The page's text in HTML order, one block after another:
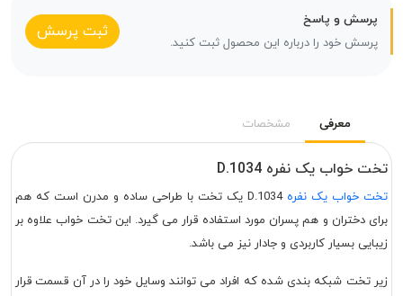
پرسش و پاسخ
پرسش خود را درباره این محصول ثبت کنید.
ثبت پرسش
معرفی مشخصات
تخت خواب یک نفره D.1034
تخت خواب یک نفره
D.1034 یک تخت با طراحی ساده و مدرن است که هم
برای دختران و هم پسران مورد استفاده قرار می گیرد. این تخت خواب علاوه بر
زیبایی بسیار کاربردی و جادار نیز می باشد.
زیر تخت شبکه بندی شده که افراد می توانند وسایل خود را در آن قسمت قرار